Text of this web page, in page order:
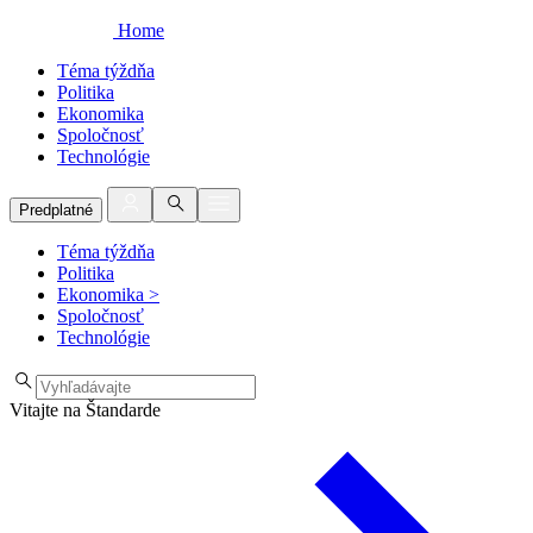
Home
Téma týždňa
Politika
Ekonomika
Spoločnosť
Technológie
Predplatné
Téma týždňa
Politika
Ekonomika >
Spoločnosť
Technológie
Vitajte na Štandarde